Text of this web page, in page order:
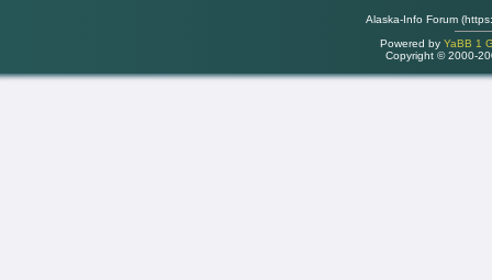
Alaska-Info Forum
Powered by YaBB 1
Copyright © 2000-